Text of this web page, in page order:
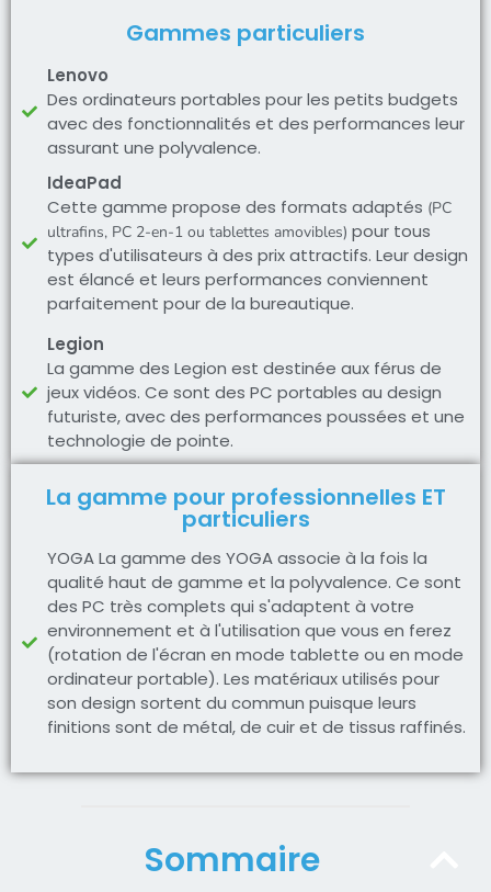
Gammes particuliers
Lenovo
Des ordinateurs portables pour les petits budgets
avec des fonctionnalités et des performances leur
assurant une polyvalence.
IdeaPad
Cette gamme propose des formats adaptés (PC
ultrafins, PC 2-en-1 ou tablettes amovibles) pour tous
types d'utilisateurs à des prix attractifs. Leur design
est élancé et leurs performances conviennent
parfaitement pour de la bureautique.
Legion
La gamme des Legion est destinée aux férus de
jeux vidéos. Ce sont des PC portables au design
futuriste, avec des performances poussées et une
technologie de pointe.
La gamme pour professionnelles ET
particuliers
YOGA La gamme des YOGA associe à la fois la
qualité haut de gamme et la polyvalence. Ce sont
des PC très complets qui s'adaptent à votre
environnement et à l'utilisation que vous en ferez
(rotation de l'écran en mode tablette ou en mode
ordinateur portable). Les matériaux utilisés pour
son design sortent du commun puisque leurs
finitions sont de métal, de cuir et de tissus raffinés.
Sommaire